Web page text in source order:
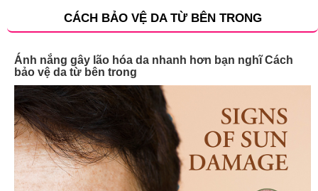
CÁCH BẢO VỆ DA TỪ BÊN TRONG
Ánh nắng gây lão hóa da nhanh hơn bạn nghĩ Cách
bảo vệ da từ bên trong